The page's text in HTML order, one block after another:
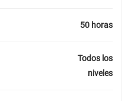
50 horas
Todos los
niveles